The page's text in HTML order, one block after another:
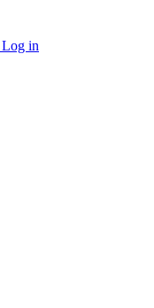
Log in